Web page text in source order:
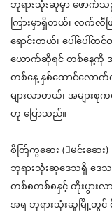
ဘုရားသုံးဆူမှာ ဖောက်သ
ကြားမှာရှိတယ်၊ လက်လီဖ
ရောင်းတယ်၊ ပေါ်ပေါ်ထ
ယောက်ဆိုရင တစ်နေ့ကို
တစ်နေ ့ နှစ်ထောင်လော
များလာတယ်၊ အများစု
ဟု ပြောသည်။
စိတကွဆေး (ြမင်းဆေး)
ဘုရားသုံးဆူဒေသရှိ ဒေ
တစ်စတစ်စနှင့် တိုးပွာ
အရ ဘုရားသုံးဆူမြိတွင